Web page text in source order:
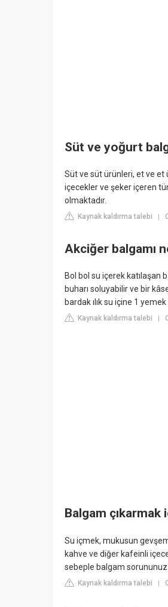
Süt ve yoğurt
Süt ve süt ürünleri, et ve et
içecekler ve şeker içeren
olmaktadır.
Kaynak kaldırma talebi
Akciğer balgamı
Bol bol su içerek katılaşan
buharı soluyabilir ve bir
bardak ılık su içine 1
Kaynak kaldırma talebi
Balgam çıkarmak
Su içmek, mukusun
kahve ve diğer kafeinli
sebeple balgam
Kaynak kaldırma talebi |